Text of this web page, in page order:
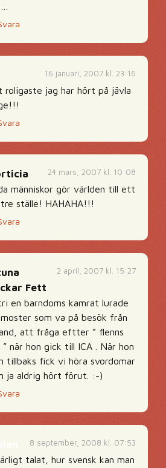
16 januari, 2007 kl. 23:16
roligaste jag har hört på jävla
24 mars, 2007 kl. 10:08
människor gör världen till ett
ställe! HAHAHA!!!
2 april, 2007 kl. 15:27
Fett
en barndoms kamrat lurade
som va på besök från
att fråga eftter ” flenns
när hon gick till ICA . När hon
tillbaks fick vi höra svordomar
ja aldrig hört förut. :-)
8 september, 2008 kl. 07:53
talat, hur svensk kan man